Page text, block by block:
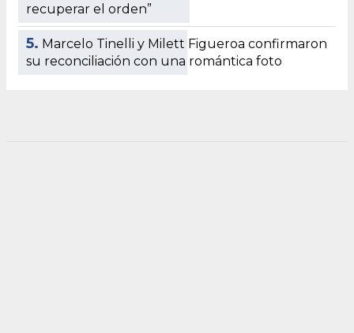
recuperar el orden”
5. Marcelo Tinelli y Milett Figueroa confirmaron
su reconciliación con una romántica foto